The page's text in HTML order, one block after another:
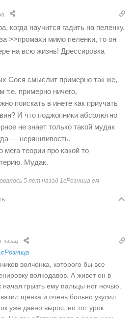
когда научится гадить на пеленку.
>>промахи мимо пеленки, то он
на всю жизнь! Дрессировка
Сося смыслит примерно так же,
т.е. примерно ничего.
поискать в инете как приучать
И что поджопники абсолютно
не знает только такой мудак
— неряшливость,
мега теории про какой то
Мудак.
5 лет назад 1cРозница ем
назад
волчонка, которого бы все
волкодавов. А живет он в
грызть ему пальцы ног ночью.
щенка и очень больно укусил
уже давно вырос, но тот урок